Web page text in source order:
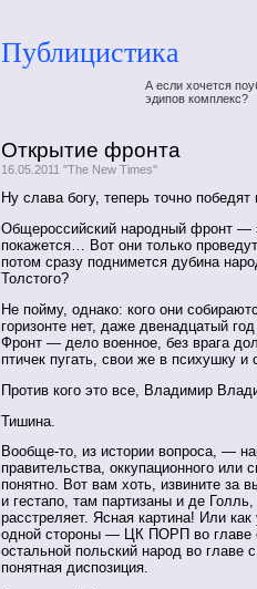
Публицистика
А если хочется
эдипов комплекс?
Открытие фронта
16.05.2011 "The New Times"
Ну слава богу, теперь точно победят
Общероссийский народный фронт —
покажется… Вот они только
потом сразу поднимется дубина
Толстого?
Не пойму, однако: кого они
горизонте нет, даже двенадцатый
Фронт — дело военное, без врага
птичек пугать, свои же в психушку и
Против кого это все, Владимир
Тишина.
Вообще-то, из истории вопроса, —
правительства, оккупационного или
понятно. Вот вам хоть, извините за
и гестапо, там партизаны и де
расстреляет. Ясная картина! Или
одной стороны — ЦК ПОРП во главе
остальной польский народ во главе
понятная диспозиция.